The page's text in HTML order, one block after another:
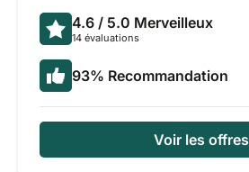
4.6 / 5.0 Merveilleux
14 évaluations
93% Recommandation
Voir les offres